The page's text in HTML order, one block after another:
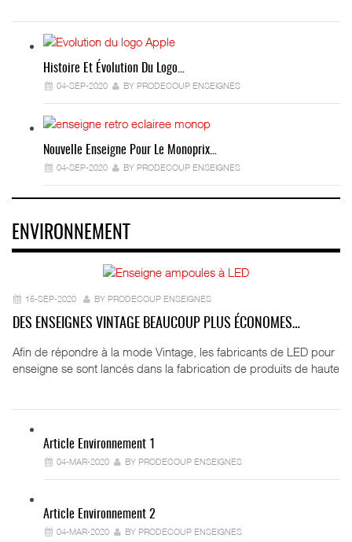
Histoire Et Évolution Du Logo…
04-SEP-2020 BY PRODECOUP ENSEIGNES
Nouvelle Enseigne Pour Le Monoprix…
04-SEP-2020 BY PRODECOUP ENSEIGNES
ENVIRONNEMENT
15-SEP-2020 BY PRODECOUP ENSEIGNES
DES ENSEIGNES VINTAGE BEAUCOUP PLUS ÉCONOMES…
Afin de répondre à la mode Vintage, les fabricants de LED pour
enseigne se sont lancés dans la fabrication de produits de haute
Article Environnement 1
04-MAR-2020 BY PRODECOUP ENSEIGNES
Article Environnement 2
04-MAR-2020 BY PRODECOUP ENSEIGNES